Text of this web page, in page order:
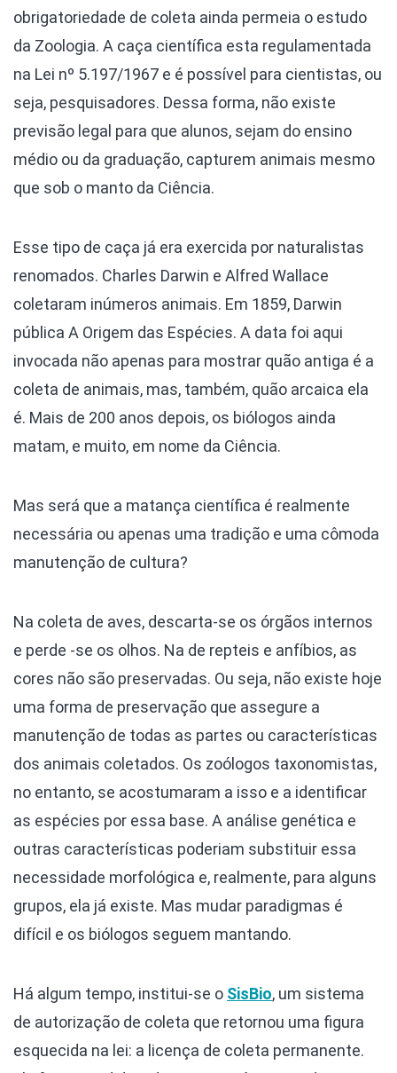
obrigatoriedade de coleta ainda permeia o estudo
da Zoologia. A caça científica esta regulamentada
na Lei nº 5.197/1967 e é possível para cientistas, ou
seja, pesquisadores. Dessa forma, não existe
previsão legal para que alunos, sejam do ensino
médio ou da graduação, capturem animais mesmo
que sob o manto da Ciência.
Esse tipo de caça já era exercida por naturalistas
renomados. Charles Darwin e Alfred Wallace
coletaram inúmeros animais. Em 1859, Darwin
pública A Origem das Espécies. A data foi aqui
invocada não apenas para mostrar quão antiga é a
coleta de animais, mas, também, quão arcaica ela
é. Mais de 200 anos depois, os biólogos ainda
matam, e muito, em nome da Ciência.
Mas será que a matança científica é realmente
necessária ou apenas uma tradição e uma cômoda
manutenção de cultura?
Na coleta de aves, descarta-se os órgãos internos
e perde -se os olhos. Na de repteis e anfíbios, as
cores não são preservadas. Ou seja, não existe hoje
uma forma de preservação que assegure a
manutenção de todas as partes ou características
dos animais coletados. Os zoólogos taxonomistas,
no entanto, se acostumaram a isso e a identificar
as espécies por essa base. A análise genética e
outras características poderiam substituir essa
necessidade morfológica e, realmente, para alguns
grupos, ela já existe. Mas mudar paradigmas é
difícil e os biólogos seguem mantando.
Há algum tempo, institui-se o SisBio, um sistema
de autorização de coleta que retornou uma figura
esquecida na lei: a licença de coleta permanente.